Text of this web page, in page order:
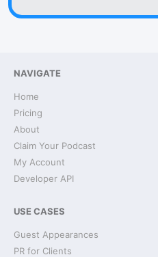
NAVIGATE
Home
Pricing
About
Claim Your Podcast
My Account
Developer API
USE CASES
Guest Appearances
PR for Clients